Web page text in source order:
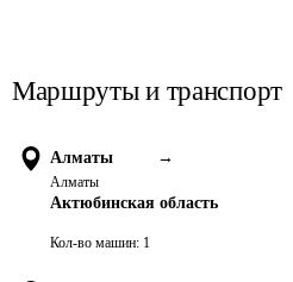
Маршруты и транспорт
Алматы →
Алматы
Актюбинская область
Кол-во машин: 1